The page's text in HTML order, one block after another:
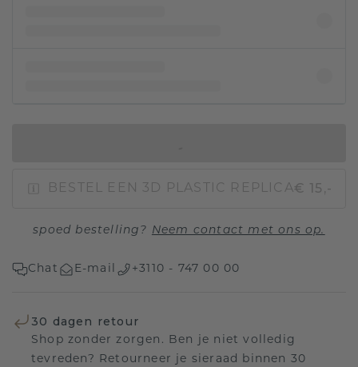
BESTEL EEN 3D PLASTIC REPLICA€ 15,-
spoed bestelling? Neem contact met ons op.
Chat E-mail +3110 - 747 00 00
30 dagen retour
Shop zonder zorgen. Ben je niet volledig
tevreden? Retourneer je sieraad binnen 30